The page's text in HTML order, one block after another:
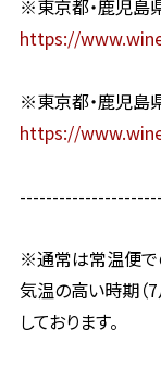
※東京都・鹿児島
https://
※東京都・鹿児島
https://
※通常は常温便で
気温の高い時期（
しております。